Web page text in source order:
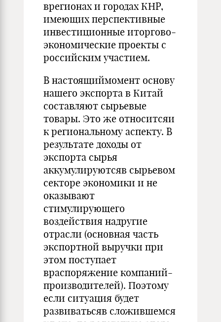
врегионах и городах КНР,
имеющих перспективные
инвестиционные иторгово-
экономические проекты с
российским участием.
В настоящиймомент основу
нашего экспорта в Китай
составляют сырьевые
товары. Это же относитсяи
к региональному аспекту. В
результате доходы от
экспорта сырья
аккумулируютсяв сырьевом
секторе экономики и не
оказывают
стимулирующего
воздействия надругие
отрасли (основная часть
экспортной выручки при
этом поступает
враспоряжение компаний-
производителей). Поэтому
если ситуация будет
развиватьсяв сложившемся